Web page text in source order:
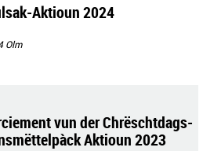
Aktioun 2024
Olm
vun der Chrëschtdags-
Aktioun 2023